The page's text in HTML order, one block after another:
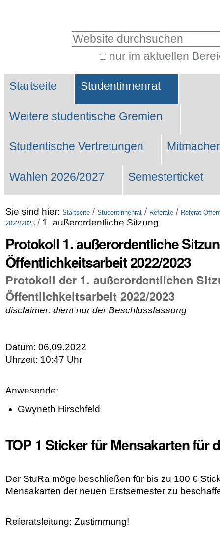
Website durchsuchen
nur im aktuellen
Suche…
Sektionen
Startseite Studentinnenrat
Weitere studentische Gremien
Studentische Vertretungen
Wahlen 2026/2027 Semesterticket
Sie sind hier: Startseite / Studentinnenrat / Referate / Referat
2022/2023 / 1. außerordentliche Sitzung
Protokoll 1. außerordentliche
Öffentlichkeitsarbeit 2022/2023
Protokoll der 1. außerordentlichen
Öffentlichkeitsarbeit 2022/2023
disclaimer: dient nur der Beschlussfassung
Datum: 06.09.2022
Uhrzeit: 10:47 Uhr
Anwesende:
Gwyneth Hirschfeld
TOP 1 Sticker für Mensakarten für
Der StuRa möge beschließen für bis zu 100 €
Mensakarten der neuen Erstsemester zu
Referatsleitung: Zustimmung!